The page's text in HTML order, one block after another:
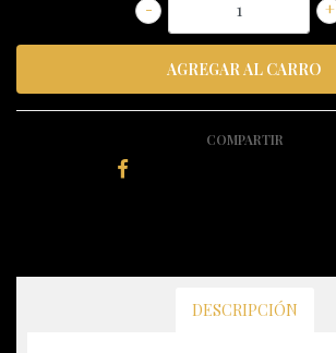
+
-
COMPARTIR
DESCRIPCIÓN